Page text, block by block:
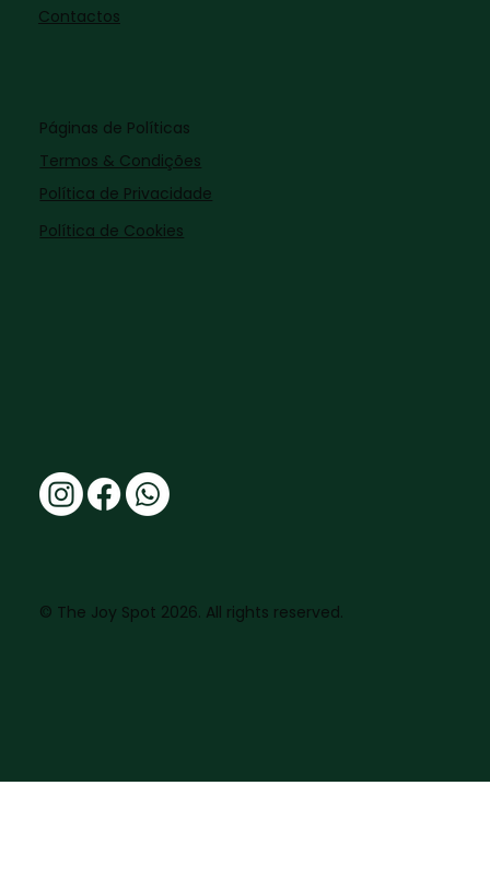
© The Joy Spot 2026. All rights reserved.
Páginas de Políticas
Termos & Condições
Política de Privacidade
Política de Cookies
Contactos